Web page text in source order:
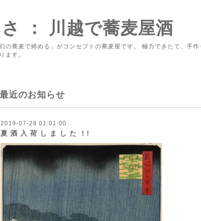
： 川越で蕎麦屋酒
の蕎麦で締める」がコンセプトの蕎麦屋です。 極力できたて、手
ます。
最近のお知らせ
2019-07-28 01:01:00
夏 酒 入 荷 し ま し た ！!